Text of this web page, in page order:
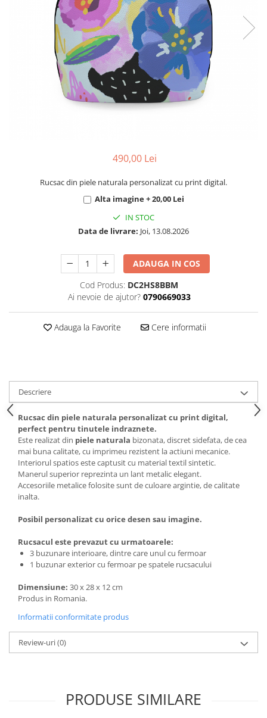
490,00 Lei
Rucsac din piele naturala personalizat cu print digital.
Alta imagine + 20,00 Lei
IN STOC
Data de livrare: Joi, 13.08.2026
ADAUGA IN COS
Cod Produs: DC2HS8BBM
Ai nevoie de ajutor? 0790669033
Adauga la Favorite Cere informatii
Descriere
Rucsac din piele naturala personalizat cu print digital,
perfect pentru tinutele indraznete.
Este realizat din piele naturala bizonata, discret sidefata, de cea
mai buna calitate, cu imprimeu rezistent la actiuni mecanice.
Interiorul spatios este captusit cu material textil sintetic.
Manerul superior reprezinta un lant metalic elegant.
Accesoriile metalice folosite sunt de culoare argintie, de calitate
inalta.
Posibil personalizat cu orice desen sau imagine.
Rucsacul este prevazut cu urmatoarele:
3 buzunare interioare, dintre care unul cu fermoar
1 buzunar exterior cu fermoar pe spatele rucsacului
Dimensiune: 30 x 28 x 12 cm
Produs in Romania.
Informatii conformitate produs
Review-uri(0)
PRODUSE SIMILARE